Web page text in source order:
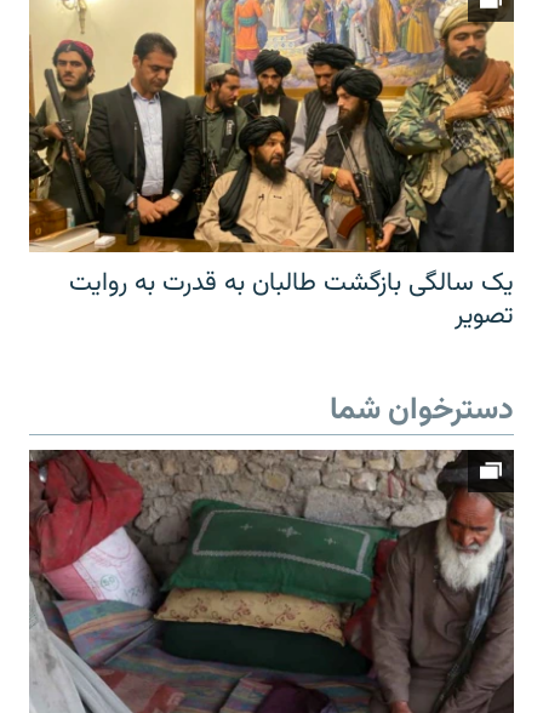
یک سالگی بازگشت طالبان به قدرت به روایت
تصویر
دسترخوان شما